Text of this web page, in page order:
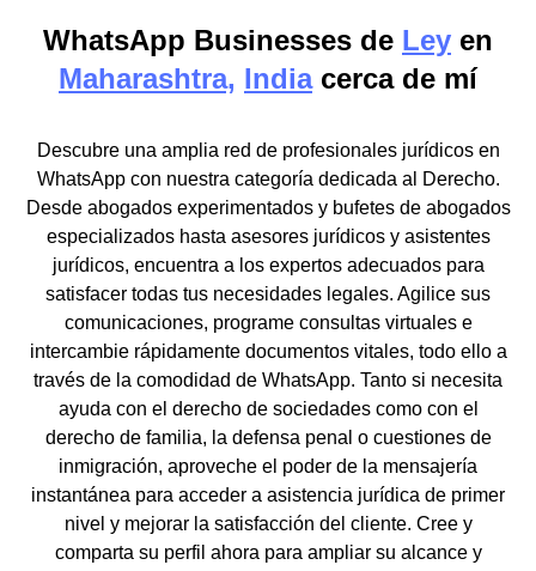
WhatsApp Businesses de Ley en
Maharashtra, Indiacerca de mí
Descubre una amplia red de profesionales jurídicos en
WhatsApp con nuestra categoría dedicada al Derecho.
Desde abogados experimentados y bufetes de abogados
especializados hasta asesores jurídicos y asistentes
jurídicos, encuentra a los expertos adecuados para
satisfacer todas tus necesidades legales. Agilice sus
comunicaciones, programe consultas virtuales e
intercambie rápidamente documentos vitales, todo ello a
través de la comodidad de WhatsApp. Tanto si necesita
ayuda con el derecho de sociedades como con el
derecho de familia, la defensa penal o cuestiones de
inmigración, aproveche el poder de la mensajería
instantánea para acceder a asistencia jurídica de primer
nivel y mejorar la satisfacción del cliente. Cree y
comparta su perfil ahora para ampliar su alcance y